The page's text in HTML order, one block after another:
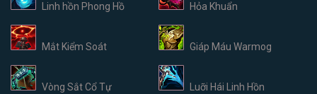
Linh hồn Phong Hồ Hỏa Khuẩn
Mắt Kiểm Soát Giáp Máu Warmog
Vòng Sắt Cổ Tự Luỡi Hái Linh Hồn